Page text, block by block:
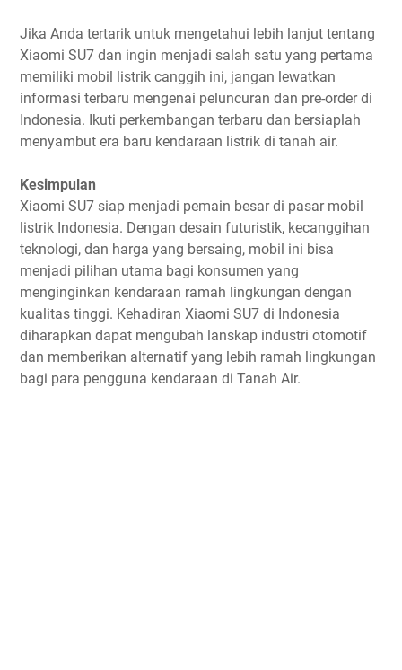
Jika Anda tertarik untuk mengetahui lebih lanjut tentang
Xiaomi SU7 dan ingin menjadi salah satu yang pertama
memiliki mobil listrik canggih ini, jangan lewatkan
informasi terbaru mengenai peluncuran dan pre-order di
Indonesia. Ikuti perkembangan terbaru dan bersiaplah
menyambut era baru kendaraan listrik di tanah air.
Kesimpulan
Xiaomi SU7 siap menjadi pemain besar di pasar mobil
listrik Indonesia. Dengan desain futuristik, kecanggihan
teknologi, dan harga yang bersaing, mobil ini bisa
menjadi pilihan utama bagi konsumen yang
menginginkan kendaraan ramah lingkungan dengan
kualitas tinggi. Kehadiran Xiaomi SU7 di Indonesia
diharapkan dapat mengubah lanskap industri otomotif
dan memberikan alternatif yang lebih ramah lingkungan
bagi para pengguna kendaraan di Tanah Air.